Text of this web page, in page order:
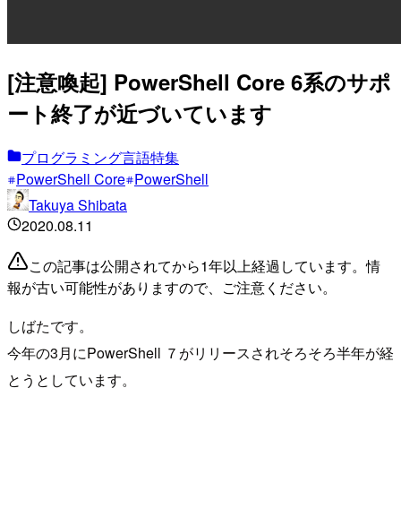
[注意喚起] PowerShell Core 6系のサポ
ート終了が近づいています
プログラミング言語特集
PowerShell Core PowerShell
Takuya Shibata
2020.08.11
この記事は公開されてから1年以上経過しています。情
報が古い可能性がありますので、ご注意ください。
しばたです。
今年の3月にPowerShell ７がリリースされそろそろ半年が経
とうとしています。